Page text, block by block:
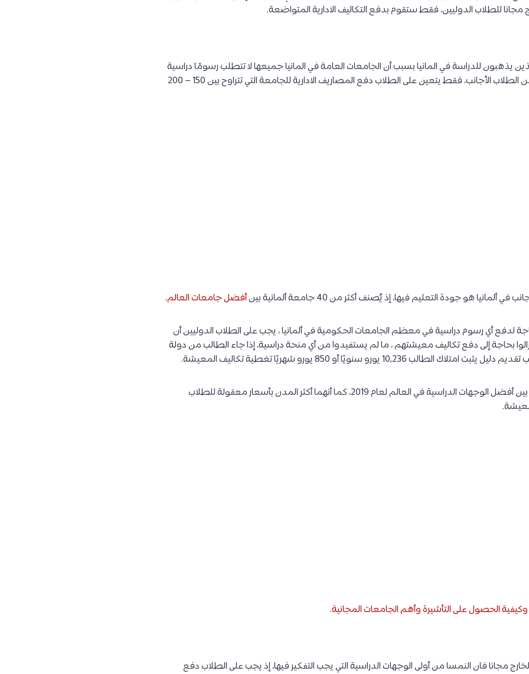
للطلاب الدوليين، فقط ستقوم بدفع التكاليف الادارية المتواضعة.
يذهبون للدراسة في المانيا بسبب أن الجامعات العامة في المانيا جميعها لا تتطلب رسومًا دراسية
من الطلاب الألمان ولا حتى من الطلاب الأجانب، فقط يتعين على الطلاب دفع المصاريف الادارية للجامعة التي تتراوح بين 150 – 200
هو جودة التعليم فيها، إذ يُصنف أكثر من 40 جامعة ألمانية بين أفضل جامعات العالم.
لدفع أي رسوم دراسية في معظم الجامعات الحكومية في ألمانيا ، يجب على الطلاب الدوليين أن
بحاجة إلى دفع تكاليف معيشتهم ، ما لم يستفيدوا من أي منحة دراسية، إذا جاء الطالب من دولة
10,236 يورو سنويًا أو 850 يورو شهريًا تغطية تكاليف المعيشة.
تم تصنيف ميونخ وبرلين من بين أفضل الوجهات الدراسية في العالم لعام 2019، كما أنهما أكثر المدن بأسعار معقولة للطلاب
وكيفية الحصول على التأشيرة وأهم الجامعات المجانية.
مجانا فان النمسا من أولى الوجهات الدراسية التي يجب التفكير فيها، إذ يجب على الطلاب دفع